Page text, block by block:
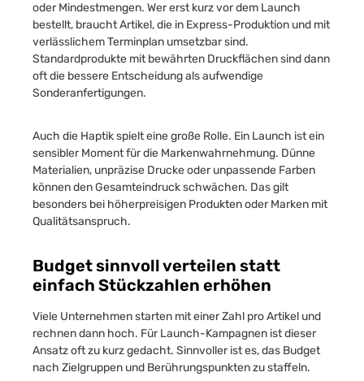
oder Mindestmengen. Wer erst kurz vor dem Launch
bestellt, braucht Artikel, die in Express-Produktion und mit
verlässlichem Terminplan umsetzbar sind.
Standardprodukte mit bewährten Druckflächen sind dann
oft die bessere Entscheidung als aufwendige
Sonderanfertigungen.
Auch die Haptik spielt eine große Rolle. Ein Launch ist ein
sensibler Moment für die Markenwahrnehmung. Dünne
Materialien, unpräzise Drucke oder unpassende Farben
können den Gesamteindruck schwächen. Das gilt
besonders bei höherpreisigen Produkten oder Marken mit
Qualitätsanspruch.
Budget sinnvoll verteilen statt
einfach Stückzahlen erhöhen
Viele Unternehmen starten mit einer Zahl pro Artikel und
rechnen dann hoch. Für Launch-Kampagnen ist dieser
Ansatz oft zu kurz gedacht. Sinnvoller ist es, das Budget
nach Zielgruppen und Berührungspunkten zu staffeln.